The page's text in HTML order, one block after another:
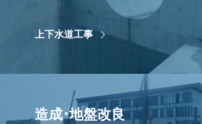
上下水道工事
造成･地盤改良